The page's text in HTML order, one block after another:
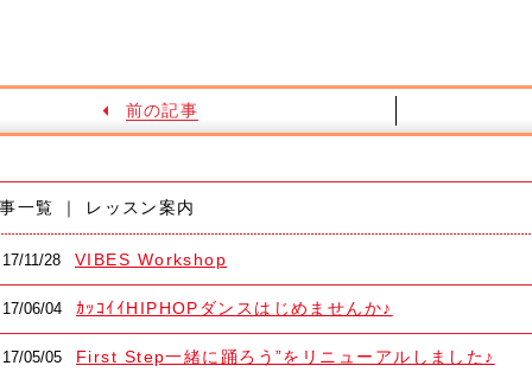
前の記事
一覧 ｜ レッスン案内
17/11/28 VIBES Workshop
17/06/04 ｶｯｺｲｲHIPHOPダンスはじめませんか♪
17/05/05 First Step一緒に踊ろう”をリニューアルしました♪